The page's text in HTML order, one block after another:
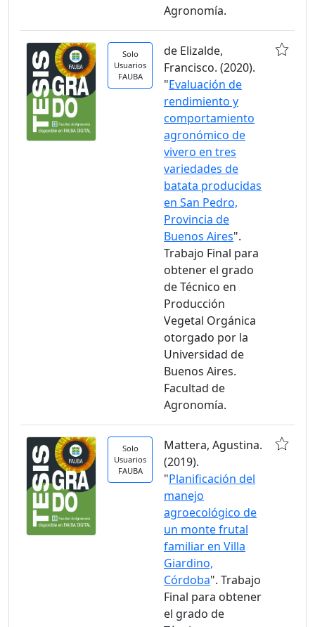
Agronomía.
Solo
Usuarios
FAUBA
de Elizalde,
Francisco. (2020).
"Evaluación de
rendimiento y
comportamiento
agronómico de
vivero en tres
variedades de
batata producidas
en San Pedro,
Provincia de
Buenos Aires".
Trabajo Final para
obtener el grado
de Técnico en
Producción
Vegetal Orgánica
otorgado por la
Universidad de
Buenos Aires.
Facultad de
Agronomía.
Solo
Usuarios
FAUBA
Mattera, Agustina.
(2019).
"Planificación del
manejo
agroecológico de
un monte frutal
familiar en Villa
Giardino,
Córdoba". Trabajo
Final para obtener
el grado de